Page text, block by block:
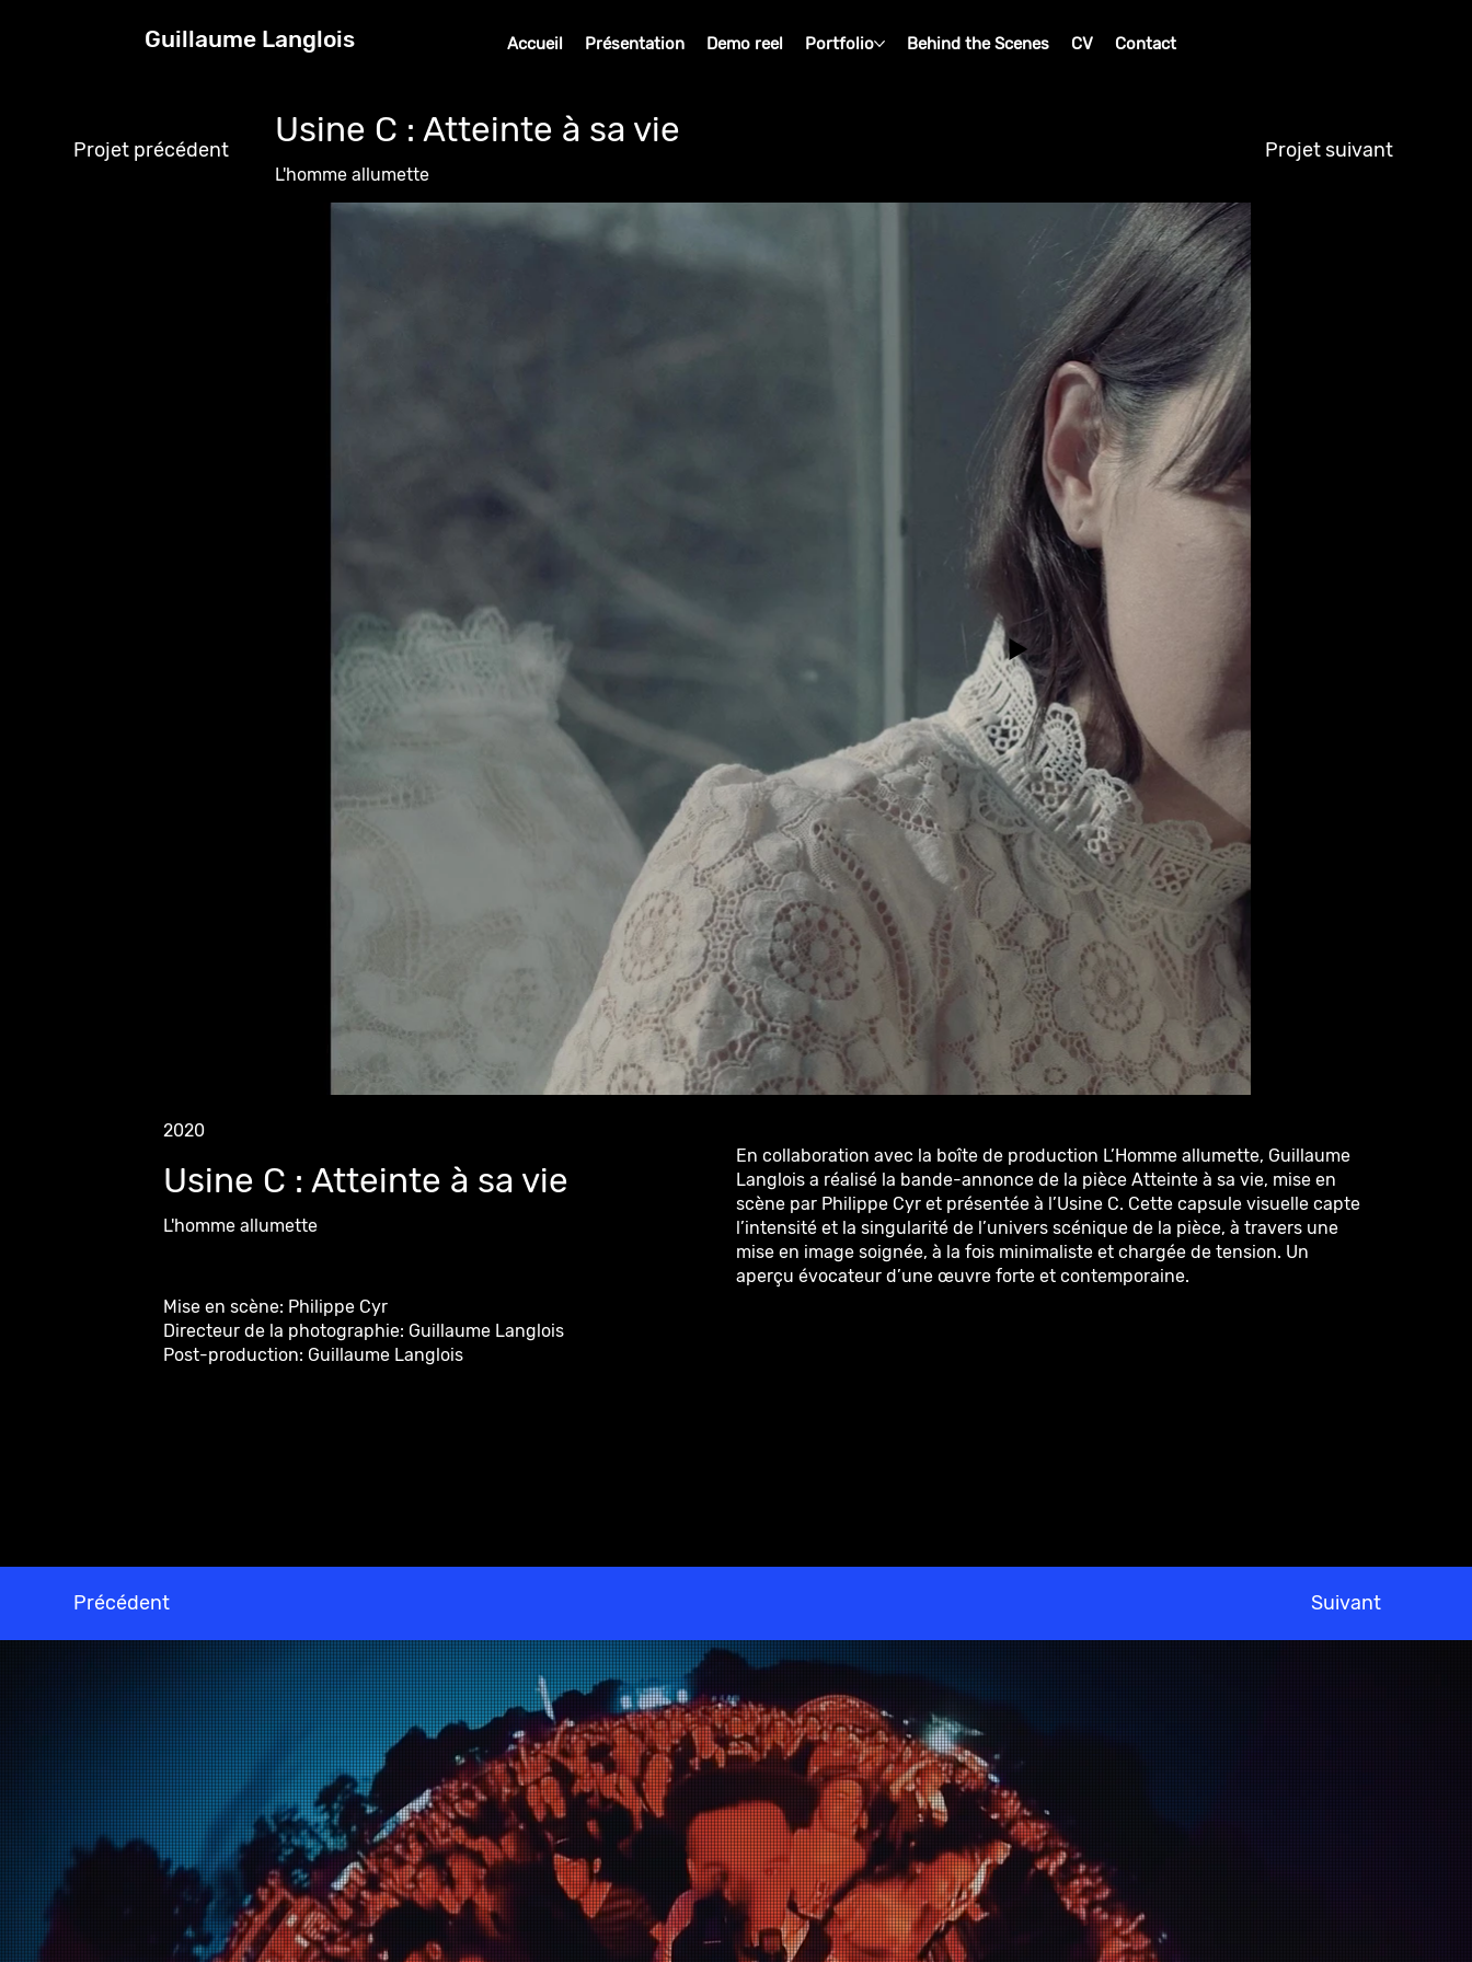
Guillaume Langlois Accueil Présentation Demo reel Portfolio Behind the Scenes CV Contact
Projet précédent Usine C : Atteinte à sa vie
L'homme allumette
Projet suivant
En collaboration avec la boîte de production L’Homme allumette, Guillaume
Langlois a réalisé la bande-annonce de la pièce Atteinte à sa vie, mise en
scène par Philippe Cyr et présentée à l’Usine C. Cette capsule visuelle capte
l’intensité et la singularité de l’univers scénique de la pièce, à travers une
mise en image soignée, à la fois minimaliste et chargée de tension. Un
aperçu évocateur d’une œuvre forte et contemporaine.
2020
Usine C : Atteinte à sa vie
L'homme allumette
Mise en scène: Philippe Cyr
Directeur de la photographie: Guillaume Langlois
Post-production: Guillaume Langlois
Précédent Suivant